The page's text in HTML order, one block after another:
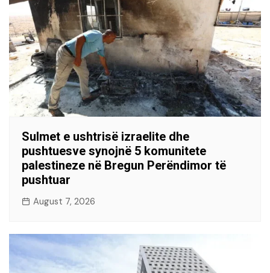
Sulmet e ushtrisë izraelite dhe
pushtuesve synojnë 5 komunitete
palestineze në Bregun Perëndimor të
pushtuar
August 7, 2026